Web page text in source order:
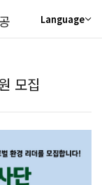
Language
모집